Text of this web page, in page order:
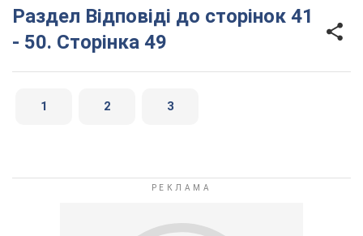
Раздел Відповіді до сторінок 41
- 50. Сторінка 49
1 2 3